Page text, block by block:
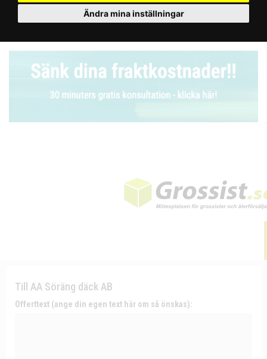
Ändra mina inställningar
Till AA Söräng däck AB
Offerttext (ange din egen text här om så önskas):